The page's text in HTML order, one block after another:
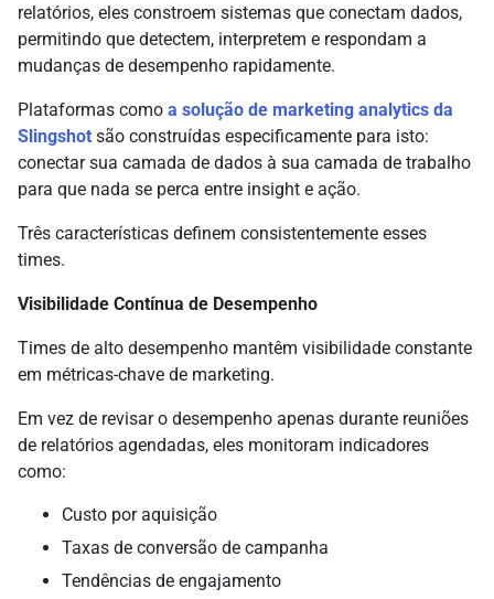
relatórios, eles constroem sistemas que conectam dados,
permitindo que detectem, interpretem e respondam a
mudanças de desempenho rapidamente.
Plataformas como a solução de marketing analytics da
Slingshot são construídas especificamente para isto:
conectar sua camada de dados à sua camada de trabalho
para que nada se perca entre insight e ação.
Três características definem consistentemente esses
times.
Visibilidade Contínua de Desempenho
Times de alto desempenho mantêm visibilidade constante
em métricas-chave de marketing.
Em vez de revisar o desempenho apenas durante reuniões
de relatórios agendadas, eles monitoram indicadores
como:
Custo por aquisição
Taxas de conversão de campanha
Tendências de engajamento